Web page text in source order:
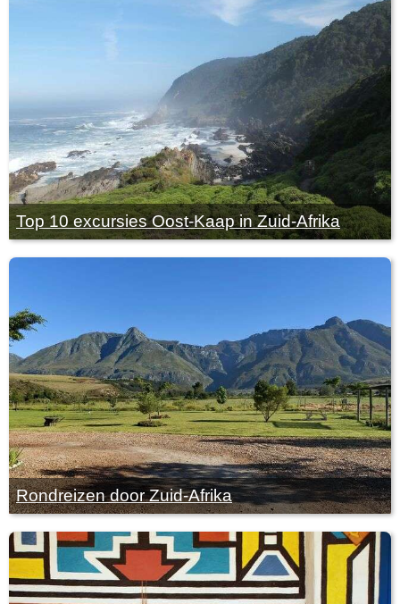
Top 10 excursies Oost-Kaap in Zuid-Afrika
Rondreizen door Zuid-Afrika